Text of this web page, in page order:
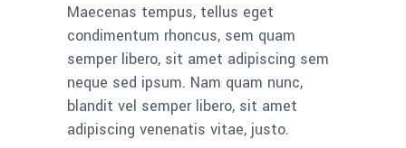
Maecenas tempus, tellus eget
condimentum rhoncus, sem quam
semper libero, sit amet adipiscing sem
neque sed ipsum. Nam quam nunc,
blandit vel semper libero, sit amet
adipiscing venenatis vitae, justo.